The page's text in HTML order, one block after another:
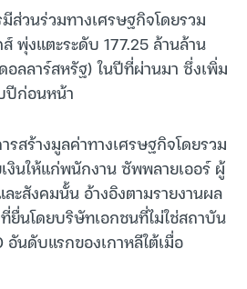
ส่วนร่วมทางเศรษฐกิจโดยรวม
พุ่งแตะระดับ 177.25 ล้านล้าน
อลลาร์สหรัฐ) ในปีที่ผ่านมา ซึ่งเพิ่ม
ปีก่อนหน้า
รสร้างมูลค่าทางเศรษฐกิจโดยรวม
งินให้แก่พนักงาน ซัพพลายเออร์ ผู้
ะสังคมนั้น อ้างอิงตามรายงานผล
ยื่นโดยบริษัทเอกชนที่ไม่ใช่สถาบัน
นดับแรกของเกาหลีใต้เมื่อ